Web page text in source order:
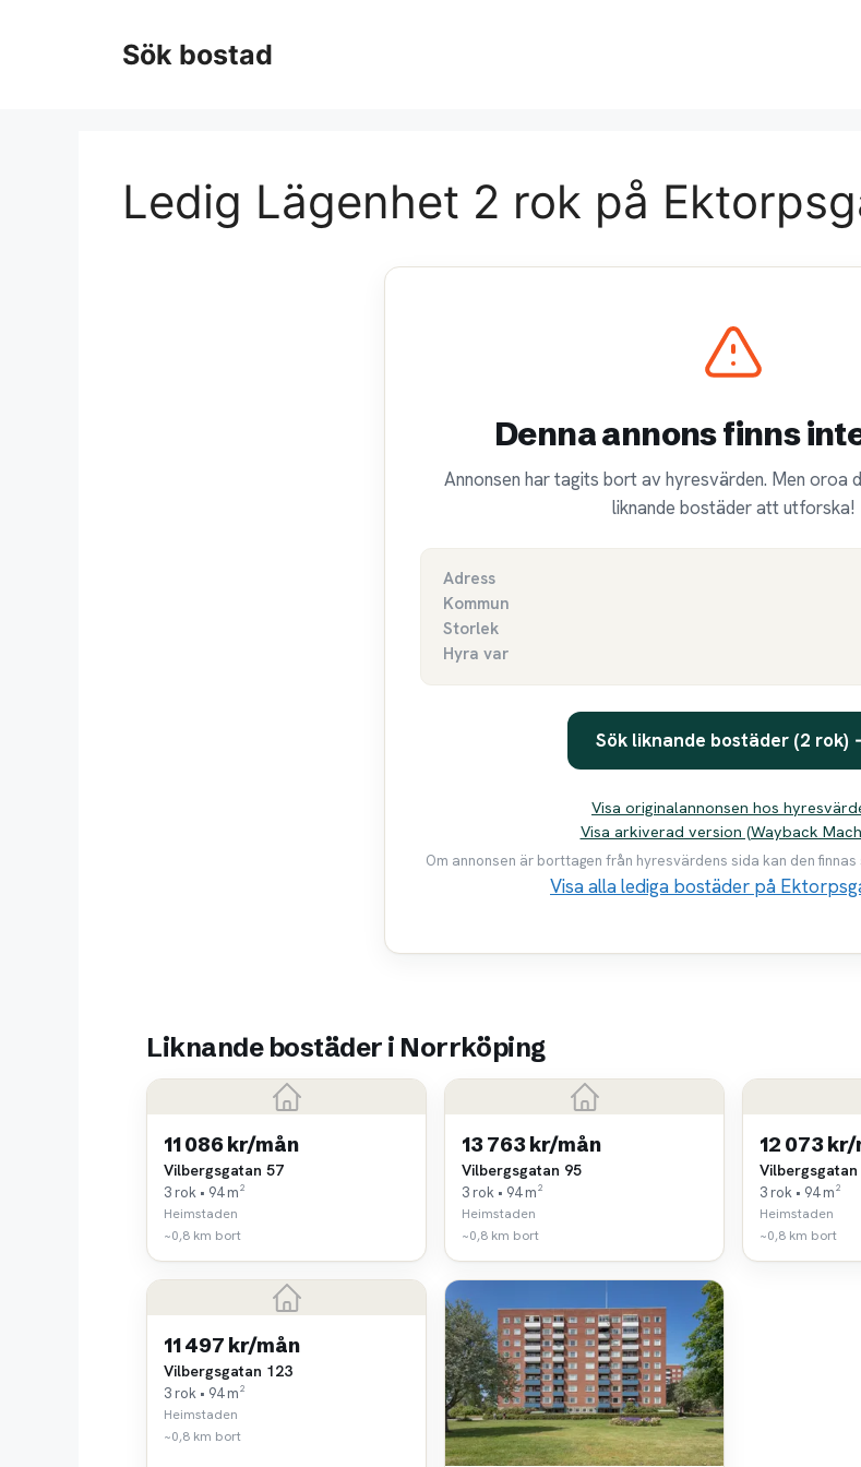
Sök bostad
Ledig Lägenhet 2 rok på
Denna annons finns
Annonsen har tagits bort av hyresvärden. Men oroa
liknande bostäder att utforska!
Adress
Kommun
Storlek
Hyra var
Sök liknande bostäder (2 rok)
Visa originalannonsen hos
Visa arkiverad version (Wayback
Om annonsen är borttagen från hyresvärdens sida kan den
Visa alla lediga bostäder på
Liknande bostäder i Norrköping
11 086 kr/mån
Vilbergsgatan 57
3 rok • 94 m²
Heimstaden
~0,8 km bort
13 763 kr/mån
Vilbergsgatan 95
3 rok • 94 m²
Heimstaden
~0,8 km bort
12 073
Vilbergsgatan
3 rok • 94 m²
Heimstaden
~0,8 km bort
11 497 kr/mån
Vilbergsgatan 123
3 rok • 94 m²
Heimstaden
~0,8 km bort